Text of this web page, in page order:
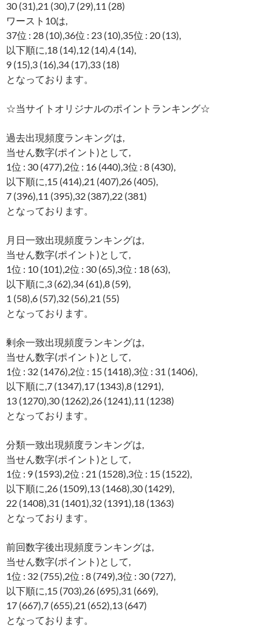
30 (31),21 (30),7 (29),11 (28)
ワースト10は,
37位 : 28 (10),36位 : 23 (10),35位 : 20 (13),
以下順に,18 (14),12 (14),4 (14),
9 (15),3 (16),34 (17),33 (18)
となっております。
☆当サイトオリジナルのポイントランキング☆
過去出現頻度ランキングは,
当せん数字(ポイント)として,
1位 : 30 (477),2位 : 16 (440),3位 : 8 (430),
以下順に,15 (414),21 (407),26 (405),
7 (396),11 (395),32 (387),22 (381)
となっております。
月日一致出現頻度ランキングは,
当せん数字(ポイント)として,
1位 : 10 (101),2位 : 30 (65),3位 : 18 (63),
以下順に,3 (62),34 (61),8 (59),
1 (58),6 (57),32 (56),21 (55)
となっております。
剰余一致出現頻度ランキングは,
当せん数字(ポイント)として,
1位 : 32 (1476),2位 : 15 (1418),3位 : 31 (1406),
以下順に,7 (1347),17 (1343),8 (1291),
13 (1270),30 (1262),26 (1241),11 (1238)
となっております。
分類一致出現頻度ランキングは,
当せん数字(ポイント)として,
1位 : 9 (1593),2位 : 21 (1528),3位 : 15 (1522),
以下順に,26 (1509),13 (1468),30 (1429),
22 (1408),31 (1401),32 (1391),18 (1363)
となっております。
前回数字後出現頻度ランキングは,
当せん数字(ポイント)として,
1位 : 32 (755),2位 : 8 (749),3位 : 30 (727),
以下順に,15 (703),26 (695),31 (669),
17 (667),7 (655),21 (652),13 (647)
となっております。